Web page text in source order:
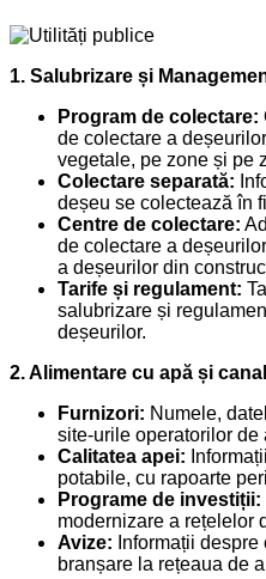
1. Salubrizare și
Program de colectare:
de colectare a
vegetale, pe zone și pe
Colectare separată:
deșeu se colectează în
Centre de colectare:
de colectare a
a deșeurilor din
Tarife și regulament:
salubrizare și
deșeurilor.
2. Alimentare cu apă și
Furnizori: Numele,
site-urile operatorilor
Calitatea apei:
potabile, cu rapoarte
Programe de investiții:
modernizare a rețelelor
Avize: Informații
branșare la rețeaua de